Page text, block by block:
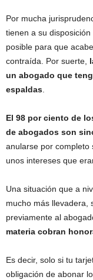
Por mucha
tienen a su
posible para que
contraída. Por suerte,
un abogado que
espaldas.
El 98 por ciento de
de abogados son
anularse por completo
unos intereses que
Una situación que a
mucho más llevadera,
previamente al
materia cobran
Es decir, solo si tu
obligación de abonar